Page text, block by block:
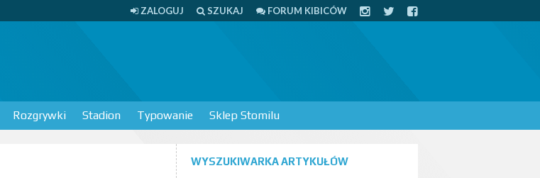
ZALOGUJ SZUKAJ FORUM KIBICÓW
Rozgrywki Stadion Typowanie Sklep Stomilu
WYSZUKIWARKA ARTYKUŁÓW